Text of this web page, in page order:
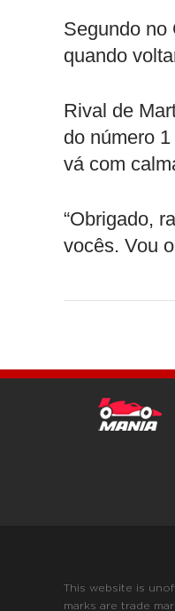
Segundo no
quando
Rival de
do número
vá com
“Obrigado,
vocês. Vou
This website is
marks are trade